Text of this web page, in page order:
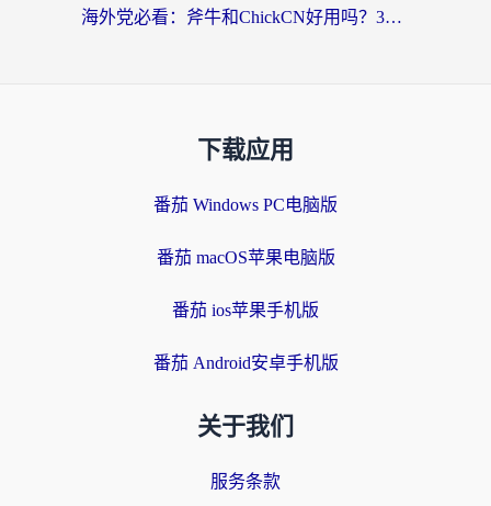
海外党必看：斧牛和ChickCN好用吗？3款热门加速器实测+番茄加速器深度体验
下载应用
番茄 Windows PC电脑版
番茄 macOS苹果电脑版
番茄 ios苹果手机版
番茄 Android安卓手机版
关于我们
服务条款